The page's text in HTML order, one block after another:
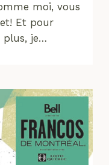
moi, vous
Et pour
plus, je…